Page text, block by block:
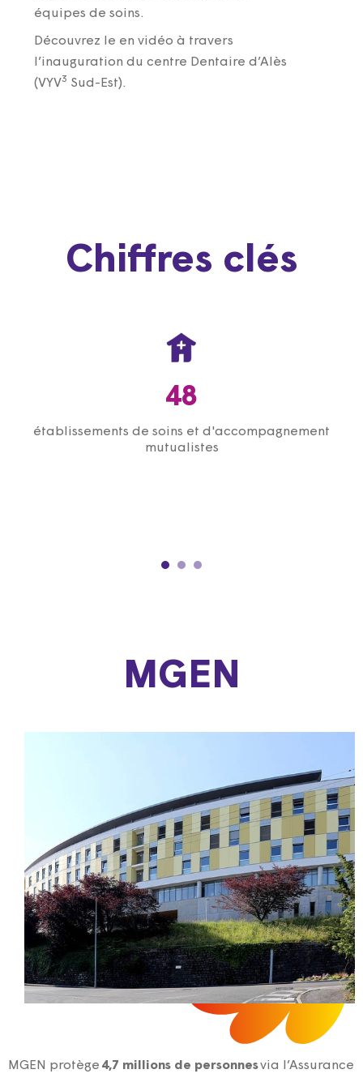
équipes de soins.
Découvrez le en vidéo à travers
l’inauguration du centre Dentaire d’Alès
(VYV3 Sud-Est).
Chiffres clés
48
établissements de soins et d'accompagnement
mutualistes
MGEN
MGEN protège 4,7 millions de personnesvia l’Assurance